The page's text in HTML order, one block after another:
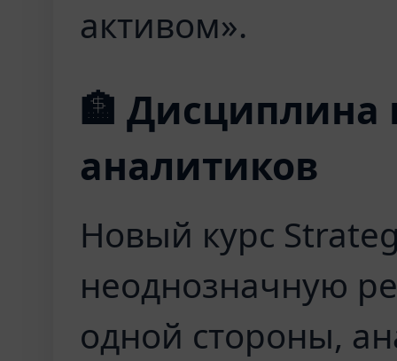
активом».
🏦 Дисциплина
аналитиков
Новый курс
неоднозначную
одной стороны,